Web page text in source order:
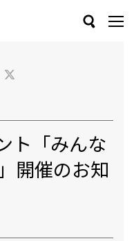
Facebook
ト「みんな
開催のお知